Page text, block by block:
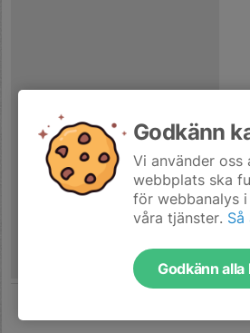
Godkänn
Vi använder
webbplats ska
för webbanalys
våra tjänster.
Godkänn alla